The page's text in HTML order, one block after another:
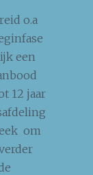
o.a
een
12 jaar
om